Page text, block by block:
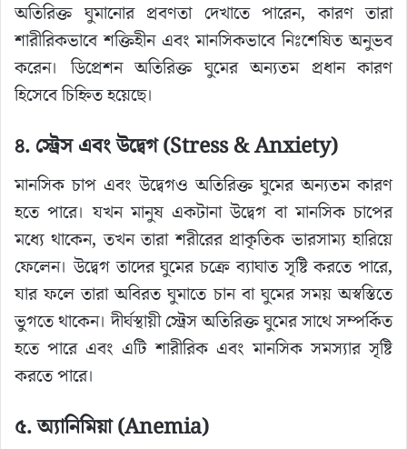
অতিরিক্ত ঘুমানোর প্রবণতা দেখাতে পারেন, কারণ তারা
শারীরিকভাবে শক্তিহীন এবং মানসিকভাবে নিঃশেষিত অনুভব
করেন। ডিপ্রেশন অতিরিক্ত ঘুমের অন্যতম প্রধান কারণ
হিসেবে চিহ্নিত হয়েছে।
৪. স্ট্রেস এবং উদ্বেগ (Stress & Anxiety)
মানসিক চাপ এবং উদ্বেগও অতিরিক্ত ঘুমের অন্যতম কারণ
হতে পারে। যখন মানুষ একটানা উদ্বেগ বা মানসিক চাপের
মধ্যে থাকেন, তখন তারা শরীরের প্রাকৃতিক ভারসাম্য হারিয়ে
ফেলেন। উদ্বেগ তাদের ঘুমের চক্রে ব্যাঘাত সৃষ্টি করতে পারে,
যার ফলে তারা অবিরত ঘুমাতে চান বা ঘুমের সময় অস্বস্তিতে
ভুগতে থাকেন। দীর্ঘস্থায়ী স্ট্রেস অতিরিক্ত ঘুমের সাথে সম্পর্কিত
হতে পারে এবং এটি শারীরিক এবং মানসিক সমস্যার সৃষ্টি
করতে পারে।
৫. অ্যানিমিয়া (Anemia)